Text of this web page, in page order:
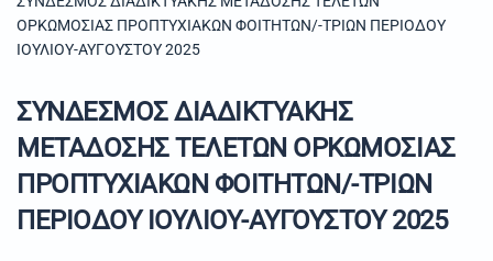
ΟΡΚΩΜΟΣΙΑΣ ΠΡΟΠΤΥΧΙΑΚΩΝ ΦΟΙΤΗΤΩΝ/-ΤΡΙΩΝ ΠΕΡΙΟΔΟΥ
ΙΟΥΛΙΟΥ-ΑΥΓΟΥΣΤΟΥ 2025
ΣΥΝΔΕΣΜΟΣ ΔΙΑΔΙΚΤΥΑΚΗΣ
ΜΕΤΑΔΟΣΗΣ ΤΕΛΕΤΩΝ ΟΡΚΩΜΟΣΙΑΣ
ΠΡΟΠΤΥΧΙΑΚΩΝ ΦΟΙΤΗΤΩΝ/-ΤΡΙΩΝ
ΠΕΡΙΟΔΟΥ ΙΟΥΛΙΟΥ-ΑΥΓΟΥΣΤΟΥ 2025